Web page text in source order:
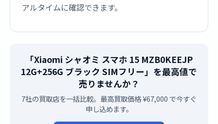
アルタイムに確認できます。
「Xiaomi シャオミ スマホ 15 MZB0KEEJP
12G+256G ブラック SIMフリー」を最高値で
売りませんか？
7社の買取店を一括比較。最高買取価格 ¥67,000 で今すぐ
申し込めます。